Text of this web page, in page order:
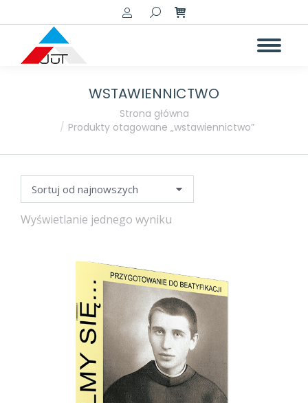
Szukaj:
WSTAWIENNICTWO
Strona główna
Produkty otagowane „wstawiennictwo”
Wyświetlanie jednego wyniku